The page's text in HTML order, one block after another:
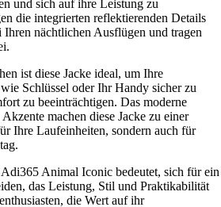
und sich auf ihre Leistung zu
die integrierten reflektierenden Details
nächtlichen Ausflügen und tragen
ist diese Jacke ideal, um Ihre
Schlüssel oder Ihr Handy sicher zu
zu beeinträchtigen. Das moderne
machen diese Jacke zu einer
Ihre Laufeinheiten, sondern auch für
Animal Iconic bedeutet, sich für ein
das Leistung, Stil und Praktikabilität
die Wert auf ihr